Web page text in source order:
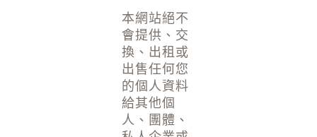
本網站絕不
會提供、交
換、出租或
出售任何您
的個人資料
給其他個
人、團體、